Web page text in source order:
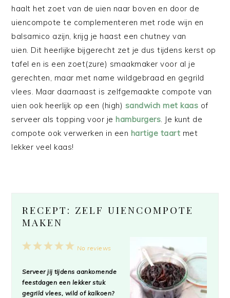
haalt het zoet van de uien naar boven en door de
uiencompote te complementeren met rode wijn en
balsamico azijn, krijg je haast een chutney van
uien. Dit heerlijke bijgerecht zet je dus tijdens kerst op
tafel en is een zoet(zure) smaakmaker voor al je
gerechten, maar met name wildgebraad en gegrild
vlees. Maar daarnaast is zelfgemaakte compote van
uien ook heerlijk op een (high) sandwich met kaas of
serveer als topping voor jehamburgers. Je kunt de
compote ook verwerken in een hartige taart met
lekker veel kaas!
RECEPT: ZELF UIENCOMPOTE
MAKEN
5
4
3
2
1
No reviews
Serveer jij tijdens aankomende
feestdagen een lekker stuk
gegrild vlees, wild of kalkoen?